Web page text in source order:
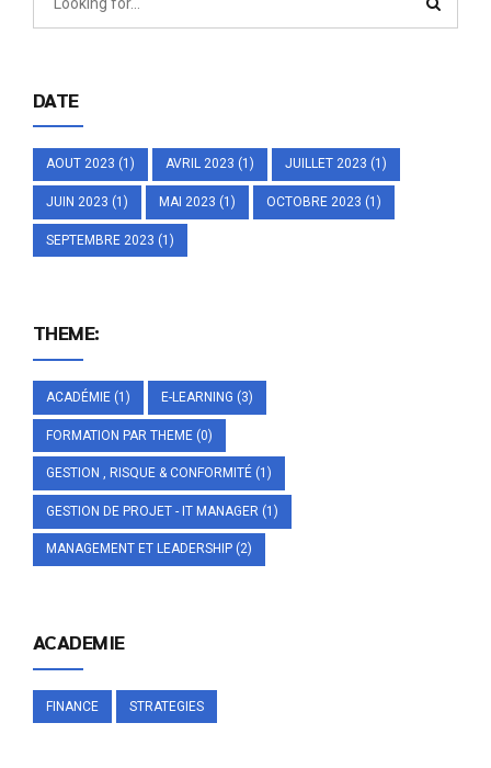
DATE
AOUT 2023 (1) AVRIL 2023 (1) JUILLET 2023 (1)
JUIN 2023 (1) MAI 2023 (1) OCTOBRE 2023 (1)
SEPTEMBRE 2023 (1)
THEME:
ACADÉMIE (1) E-LEARNING (3)
FORMATION PAR THEME (0)
GESTION , RISQUE & CONFORMITÉ (1)
GESTION DE PROJET - IT MANAGER (1)
MANAGEMENT ET LEADERSHIP (2)
ACADEMIE
FINANCE STRATEGIES